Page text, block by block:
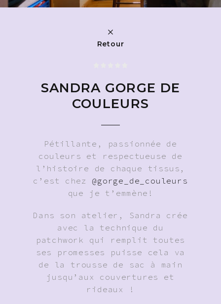
Retour
SANDRA GORGE DE
COULEURS
Pétillante, passionnée de
couleurs et respectueuse de
l’histoire de chaque tissus,
c’est chez @gorge_de_couleurs
que je t’emmène!
Dans son atelier, Sandra crée
avec la technique du
patchwork qui remplit toutes
ses promesses puisse cela va
de la trousse de sac à main
jusqu’aux couvertures et
rideaux !